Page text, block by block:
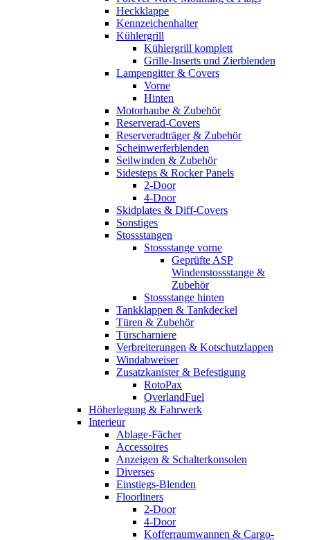
Heckklappe
Kennzeichenhalter
Kühlergrill
Kühlergrill komplett
Grille-Inserts und Zierblenden
Lampengitter & Covers
Vorne
Hinten
Motorhaube & Zubehör
Reserverad-Covers
Reserveradträger & Zubehör
Scheinwerferblenden
Seilwinden & Zubehör
Sidesteps & Rocker Panels
2-Door
4-Door
Skidplates & Diff-Covers
Sonstiges
Stossstangen
Stossstange vorne
Geprüfte ASP
Windenstossstange &
Zubehör
Stossstange hinten
Tankklappen & Tankdeckel
Türen & Zubehör
Türscharniere
Verbreiterungen & Kotschutzlappen
Windabweiser
Zusatzkanister & Befestigung
RotoPax
OverlandFuel
Höherlegung & Fahrwerk
Interieur
Ablage-Fächer
Accessoires
Anzeigen & Schalterkonsolen
Diverses
Einstiegs-Blenden
Floorliners
2-Door
4-Door
Kofferraumwannen & Cargo-